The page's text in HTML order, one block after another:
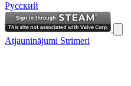
Русский
Atjauninājumi Strimeri